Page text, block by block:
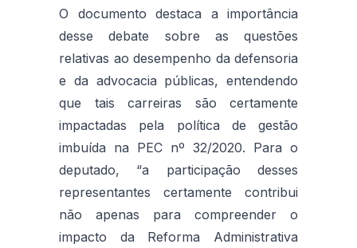
O documento destaca a importância
desse debate sobre as questões
relativas ao desempenho da defensoria
e da advocacia públicas, entendendo
que tais carreiras são certamente
impactadas pela política de gestão
imbuída na PEC nº 32/2020. Para o
deputado, “a participação desses
representantes certamente contribui
não apenas para compreender o
impacto da Reforma Administrativa